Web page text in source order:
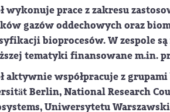
wykonuje prace z zakresu
gazów oddechowych oraz
bioprocesów. W zespole
tematyki finansowane m.in.
aktywnie współpracuje z
Berlin, National Research
Uniwersytetu